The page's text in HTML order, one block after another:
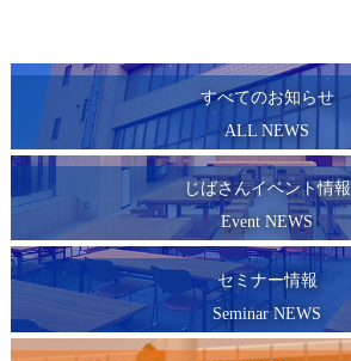
すべてのお知らせ
ALL NEWS
じばさんイベント情報
Event NEWS
セミナー情報
Seminar NEWS